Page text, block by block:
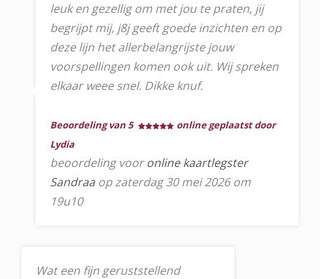
leuk en gezellig om met jou te praten, jij
begrijpt mij, j8j geeft goede inzichten en op
deze lijn het allerbelangrijste jouw
voorspellingen komen ook uit. Wij spreken
elkaar weee snel. Dikke knuf.
Beoordeling van 5
online geplaatst door
Lydia
beoordeling vooronline kaartlegster
Sandraa op zaterdag 30 mei 2026 om
19u10
Wat een fijn geruststellend